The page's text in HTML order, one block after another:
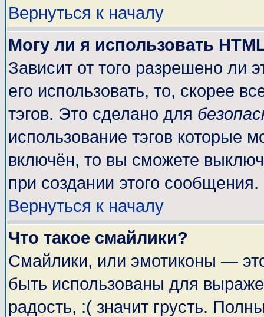
Вернуться к началу
Могу ли я использовать
Зависит от того разрешено ли
его использовать, то, скорее
тэгов. Это сделано для
использование тэгов которые
включён, то вы сможете
при создании этого сообщения.
Вернуться к началу
Что такое смайлики?
Смайлики, или эмотиконы —
быть использованы для
радость, :( значит грусть.